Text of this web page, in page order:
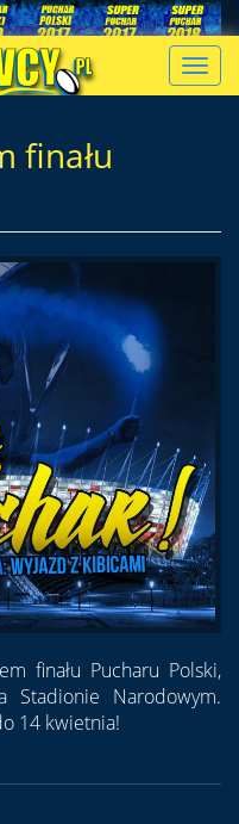
finału
finału Pucharu Polski,
Narodowym.
14 kwietnia!